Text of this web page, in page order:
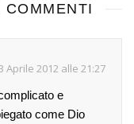
Aprile 2012 alle 21:27
e
come Dio